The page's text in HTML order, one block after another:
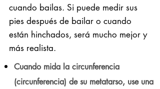
cuando bailas. Si puede medir sus
pies después de bailar o cuando
están hinchados, será mucho mejor y
más realista.
Cuando mida la circunferencia
(circunferencia) de su metatarso, use una